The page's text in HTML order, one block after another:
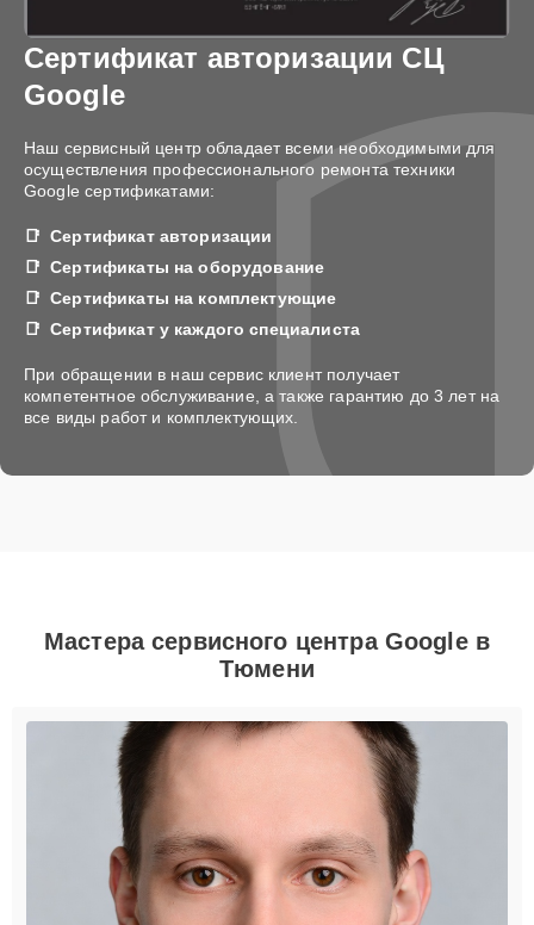
Сертификат авторизации СЦ
Google
Наш сервисный центр обладает всеми необходимыми для
осуществления профессионального ремонта техники
Google сертификатами:
Сертификат авторизации
Сертификаты на оборудование
Сертификаты на комплектующие
Сертификат у каждого специалиста
При обращении в наш сервис клиент получает
компетентное обслуживание, а также гарантию до 3 лет на
все виды работ и комплектующих.
Мастера сервисного центра Google в
Тюмени